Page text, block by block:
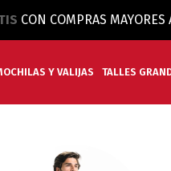
CON COMPRAS MAYORES
Y VALIJAS TALLES